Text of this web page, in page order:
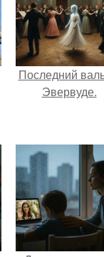
Последний
Эвервуде.